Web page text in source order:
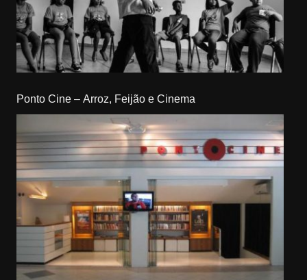
Ponto Cine – Arroz, Feijão e Cinema